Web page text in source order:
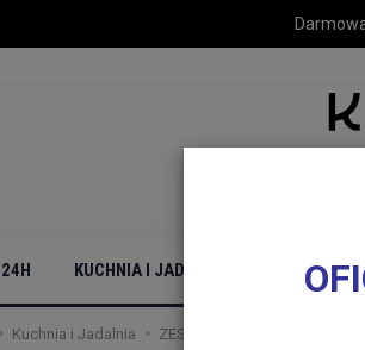
KUCHNIA I JADALNIA MEBLE
Kuchnia i Jadalnia ZESTAWY garnków RIESS